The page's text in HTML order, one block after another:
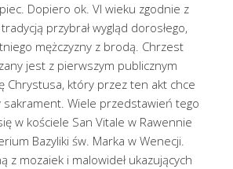
Dopiero ok. VI wieku zgodnie z
przybrał wygląd dorosłego,
mężczyzny z brodą. Chrzest
jest z pierwszym publicznym
Chrystusa, który przez ten akt chce
Wiele przedstawień tego
w kościele San Vitale w Rawennie
Bazyliki św. Marka w Wenecji.
z mozaiek i malowideł ukazujących